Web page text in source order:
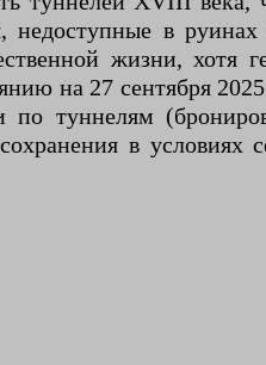
недоступные в
жизни, хотя
на 27 сентября 2025
по туннелям
в условиях